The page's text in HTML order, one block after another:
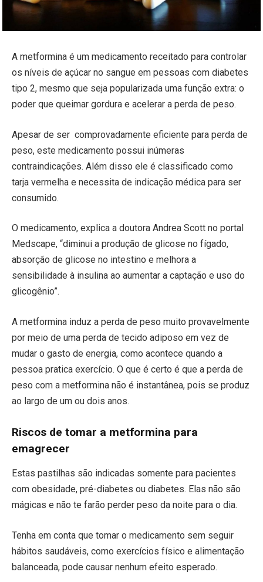
A metformina é um medicamento receitado para controlar
os níveis de açúcar no sangue em pessoas com diabetes
tipo 2, mesmo que seja popularizada uma função extra: o
poder que queimar gordura e acelerar a perda de peso.
Apesar de ser comprovadamente eficiente para perda de
peso, este medicamento possui inúmeras
contraindicações. Além disso ele é classificado como
tarja vermelha e necessita de indicação médica para ser
consumido.
O medicamento, explica a doutora Andrea Scott no portal
Medscape, “diminui a produção de glicose no fígado,
absorção de glicose no intestino e melhora a
sensibilidade à insulina ao aumentar a captação e uso do
glicogênio”.
A metformina induz a perda de peso muito provavelmente
por meio de uma perda de tecido adiposo em vez de
mudar o gasto de energia, como acontece quando a
pessoa pratica exercício. O que é certo é que a perda de
peso com a metformina não é instantânea, pois se produz
ao largo de um ou dois anos.
Riscos de tomar a metformina para
emagrecer
Estas pastilhas são indicadas somente para pacientes
com obesidade, pré-diabetes ou diabetes. Elas não são
mágicas e não te farão perder peso da noite para o dia.
Tenha em conta que tomar o medicamento sem seguir
hábitos saudáveis, como exercícios físico e alimentação
balanceada, pode causar nenhum efeito esperado.